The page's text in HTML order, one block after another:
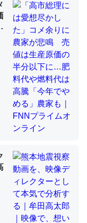
使う脊椎動物と貝
を無くしてナメク
昆虫はなぜ海にいな
まに覗いてる。ぼ
、Googleマップで
中かが分かるので
と僕。ITツール導入で
by LIFULL介護